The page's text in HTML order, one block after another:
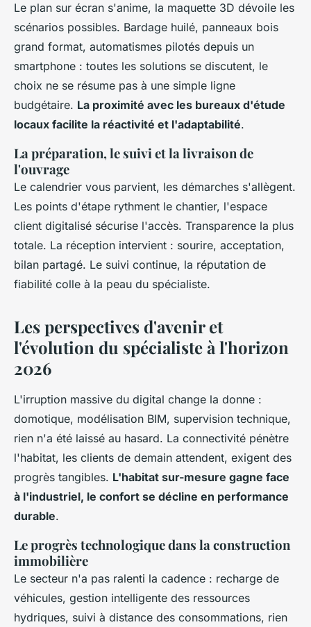
Le plan sur écran s'anime, la maquette 3D dévoile les
scénarios possibles. Bardage huilé, panneaux bois
grand format, automatismes pilotés depuis un
smartphone : toutes les solutions se discutent, le
choix ne se résume pas à une simple ligne
budgétaire. La proximité avec les bureaux d'étude
locaux facilite la réactivité et l'adaptabilité.
La préparation, le suivi et la livraison de
l'ouvrage
Le calendrier vous parvient, les démarches s'allègent.
Les points d'étape rythment le chantier, l'espace
client digitalisé sécurise l'accès. Transparence la plus
totale. La réception intervient : sourire, acceptation,
bilan partagé. Le suivi continue, la réputation de
fiabilité colle à la peau du spécialiste.
Les perspectives d'avenir et
l'évolution du spécialiste à l'horizon
2026
L'irruption massive du digital change la donne :
domotique, modélisation BIM, supervision technique,
rien n'a été laissé au hasard. La connectivité pénètre
l'habitat, les clients de demain attendent, exigent des
progrès tangibles. L'habitat sur-mesure gagne face
à l'industriel, le confort se décline en performance
durable.
Le progrès technologique dans la construction
immobilière
Le secteur n'a pas ralenti la cadence : recharge de
véhicules, gestion intelligente des ressources
hydriques, suivi à distance des consommations, rien